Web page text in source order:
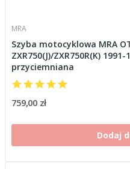
MRA
Szyba motocyklowa MRA
ZXR750(J)/ZXR750R(K)
przyciemniana
759,00 zł
Dodaj